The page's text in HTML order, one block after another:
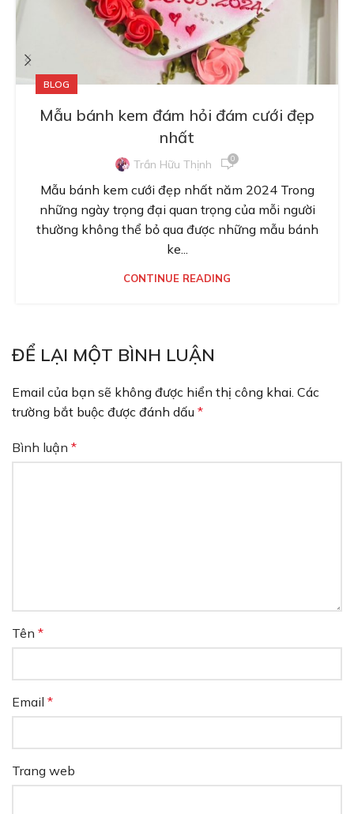
BLOG
Mẫu bánh kem đám hỏi đám cưới đẹp
nhất
Trần Hữu Thịnh 0
Mẫu bánh kem cưới đẹp nhất năm 2024 Trong
những ngày trọng đại quan trọng của mỗi người
thường không thể bỏ qua được những mẫu bánh
ke...
CONTINUE READING
ĐỂ LẠI MỘT BÌNH LUẬN
Email của bạn sẽ không được hiển thị công khai. Các
trường bắt buộc được đánh dấu *
Bình luận *
Tên *
Email *
Trang web